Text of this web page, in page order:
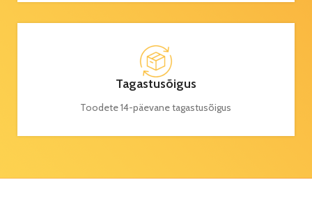
Tagastusõigus
Toodete 14-päevane tagastusõigus